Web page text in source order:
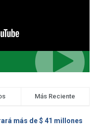
Más Reciente
más de $ 41 millones